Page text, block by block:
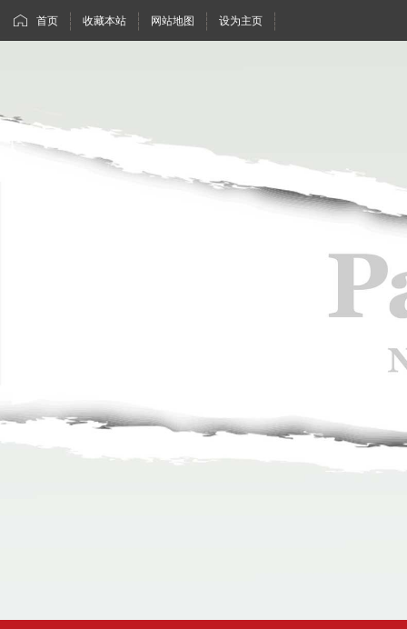
首页 收藏本站 网站地图 设为主页